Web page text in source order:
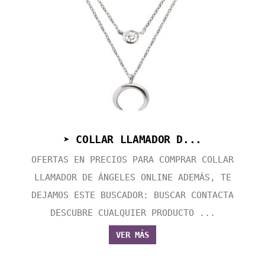
➤ COLLAR LLAMADOR D...
OFERTAS EN PRECIOS PARA COMPRAR COLLAR
LLAMADOR DE ÁNGELES ONLINE ADEMÁS, TE
DEJAMOS ESTE BUSCADOR: BUSCAR CONTACTA
DESCUBRE CUALQUIER PRODUCTO ...
VER MÁS